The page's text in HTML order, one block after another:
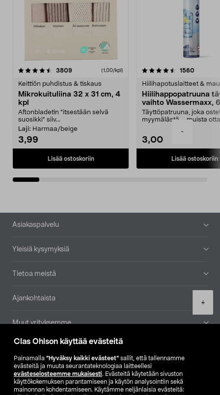
Clas Ohlson käyttää evästeitä
Painamalla ”Hyväksy kaikki evästeet” sallit, että tallennamme
evästeitä ja muuta seurantateknologiaa laitteellesi
evästeselosteemme mukaisesti. Evästeitä käytetään sivuston
käyttökokemuksen parantamiseen ja käytön analysointiin sekä
mainonnan kohdentamiseen. Käytämme neljänlaisia evästeitä:
-
+
3809arvostelut (1,00/kpl)
Keittiön puhdistus & tiskaus
Mikrokuituliina 32 x 31 cm, 4
kpl
Aftonbladetin "itsestään selvä
suosikki" siiv...
Laji: Harmaa/beige
3,99
Lisää ostoskoriin
4.5viidestä
1560
Hiilihapotuslaitteet &
Hiilihappopatruuna
vaihto Wassermaxx,
Täyttöpatruuna, joka
myymälästä – muista
3,00
Lisää ostoskoriin
4.5viidestä
Alatunniste
Asiakaspalvelu
Yleisiä kysymyksiä
Tietoa meistä
Ajankohtaista
Muut yrityksemme
Etsi myymälä
SE NO FI
FI SV